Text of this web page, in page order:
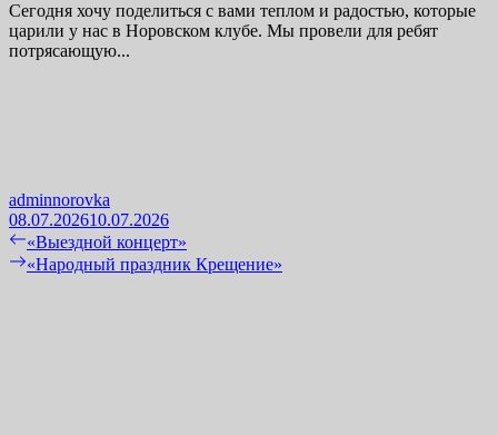
Сегодня хочу поделиться с вами теплом и радостью, которые
царили у нас в Норовском клубе. Мы провели для ребят
потрясающую...
adminnorovka
08.07.202610.07.2026
Навигация
по
Previous
post:
«Выездной концерт»
Next
«Народный праздник Крещение»